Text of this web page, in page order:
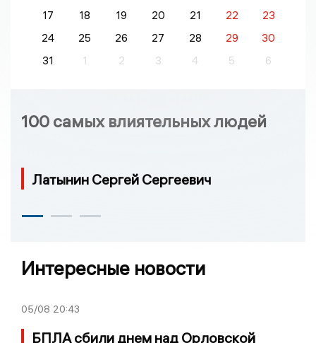
17
18 19 20 21 22
23
24
25 26 27 28 29
30
31
1 2 3 4 5 6
100 самых влиятельных людей
Латынин Сергей Сергеевич
Интересные новости
05/08 20:43
БПЛА сбили днем над Орловской